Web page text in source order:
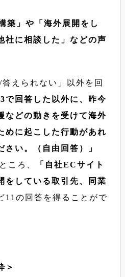
築」や「海外展開をし
社に相談した」などの声
えられない」以外を回
で回答した以外に、昨今
などの動きを受けて海外
めに起こした行動があれ
さい。（自由回答）」
ころ、
「自社ECサイト
をしている取引先、同業
11の回答を得ることがで
＞